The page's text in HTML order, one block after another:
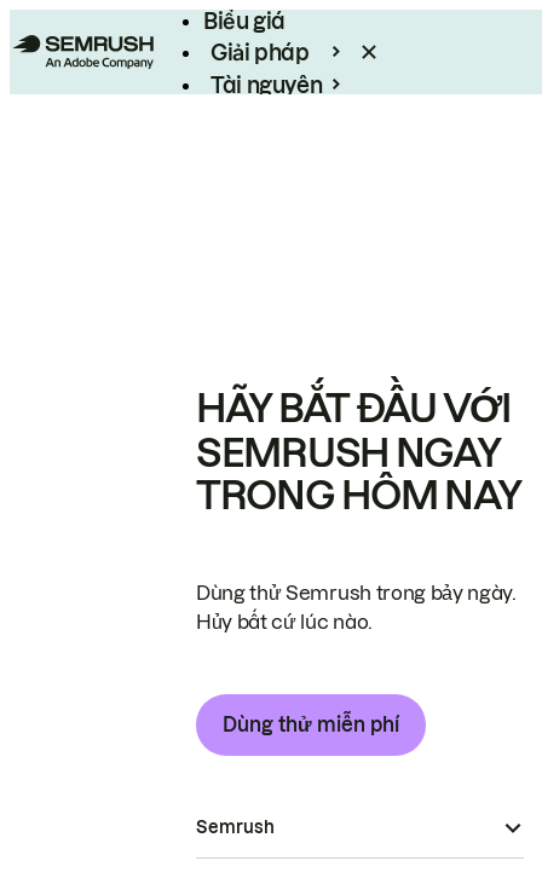
Biểu giá
Giải pháp
Tài nguyên
HÃY BẮT ĐẦU VỚI
SEMRUSH NGAY
TRONG HÔM NAY
Dùng thử Semrush trong bảy ngày.
Hủy bất cứ lúc nào.
Dùng thử miễn phí
Semrush